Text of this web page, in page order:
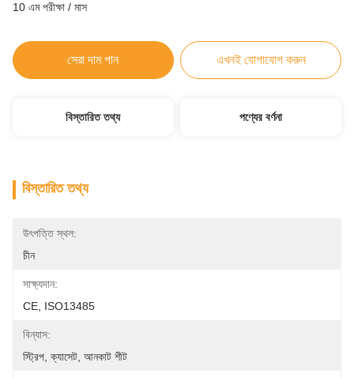
10 এম পরীক্ষা / মাস
সেরা দাম পান এখনই যোগাযোগ করুন
বিস্তারিত তথ্য পণ্যের বর্ণনা
বিস্তারিত তথ্য
উৎপত্তি স্থল:
চীন
সাক্ষ্যদান:
CE, ISO13485
বিন্যাস:
স্ট্রিপ, ক্যাসেট, আনকাট শীট